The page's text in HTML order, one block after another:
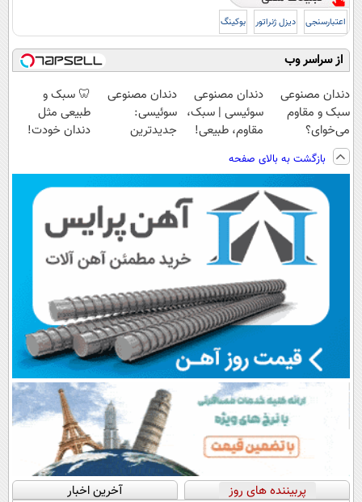
اعتبارسنجی دیزل ژنراتور بوکینگ
از سراسر وب
دندان مصنوعی
سبک و مقاوم
می‌خوای؟
پرداخت اقساطی
هم داریم!😍 |
📍تهران
دندان مصنوعی
سوئیسی | سبک،
مقاوم، طبیعی!
رایگان+پرداخت
اقساطی😍
دندان مصنوعی
سوئیسی:
جدیدترین
پرداخت قسطی
🦷 سبک و
طبیعی مثل
دندان خودت!
💳 📍 تهران
بازگشت به بالای صفحه
پربیننده های روز آخرین اخبار